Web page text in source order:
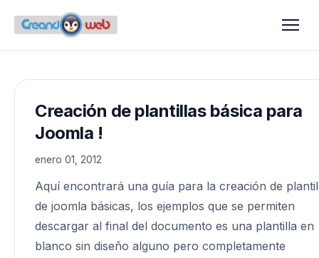
Creación de plantillas básica para
Joomla !
enero 01, 2012
Aquí encontrará una guía para la creación de
de joomla básicas, los ejemplos que se permiten
descargar al final del documento es una plantilla en
blanco sin diseño alguno pero completamente